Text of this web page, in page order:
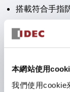
本網站使用
我們使用cookie
搭載符合手指
可搭載高電壓
一顆LED燈泡
別為每種顏色